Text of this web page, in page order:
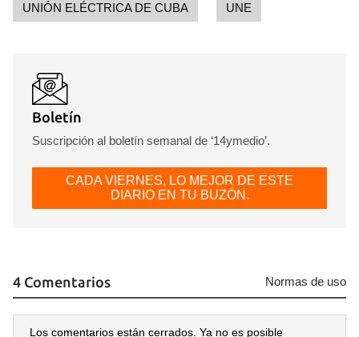
UNIÓN ELÉCTRICA DE CUBA UNE
Boletín
Suscripción al boletín semanal de ‘14ymedio’.
CADA VIERNES, LO MEJOR DE ESTE
DIARIO EN TU BUZÓN.
4 Comentarios Normas de uso
Los comentarios están cerrados. Ya no es posible